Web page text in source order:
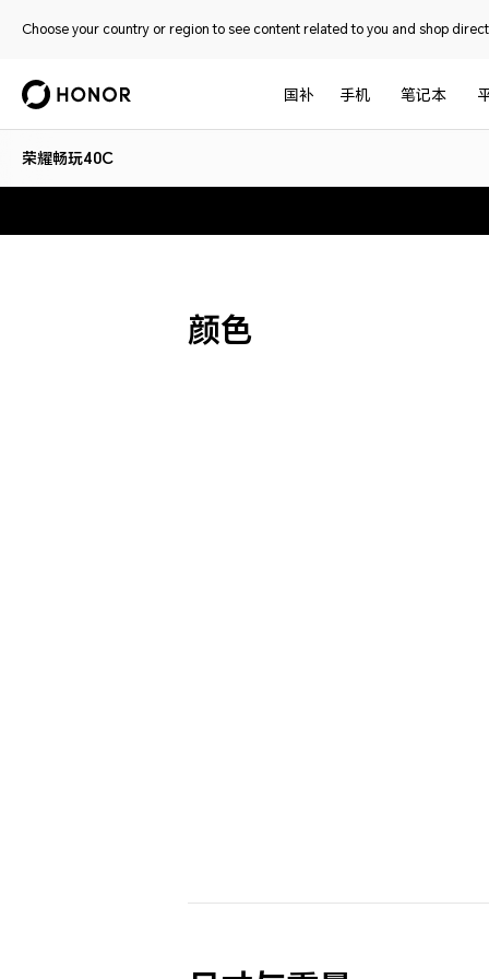
Choose your country or region to see content related to you and shop
国补 手机 笔记本
荣耀畅玩40C
颜色